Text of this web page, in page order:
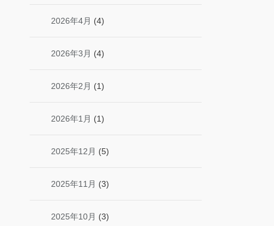
2026年4月 (4)
2026年3月 (4)
2026年2月 (1)
2026年1月 (1)
2025年12月 (5)
2025年11月 (3)
2025年10月 (3)